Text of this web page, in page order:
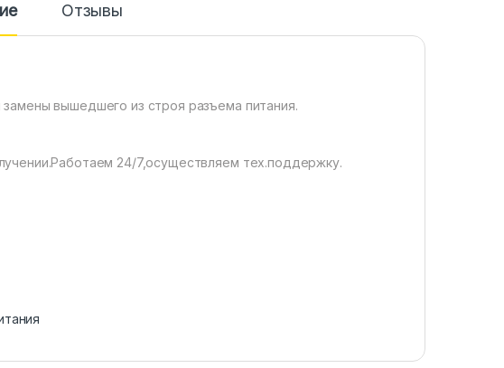
Отзывы
вышедшего из строя разъема питания.
24/7,осуществляем тех.поддержку.